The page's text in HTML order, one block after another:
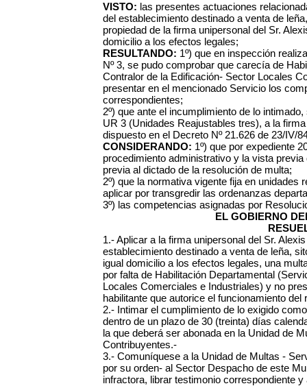
VISTO: las presentes actuaciones
del establecimiento destinado a venta de
propiedad de la firma unipersonal del Sr.
domicilio a los efectos legales;
RESULTANDO: 1º) que en inspección
Nº 3, se pudo comprobar que carecía de
Contralor de la Edificación- Sector Locales
presentar en el mencionado Servicio los
correspondientes;
2º) que ante el incumplimiento de lo
UR 3 (Unidades Reajustables tres), a la
dispuesto en el Decreto Nº 21.626 de 23/IV/
CONSIDERANDO: 1º) que por expediente
procedimiento administrativo y la vista
previa al dictado de la resolución de multa;
2º) que la normativa vigente fija en
aplicar por transgredir las ordenanzas
3º) las competencias asignadas por
EL GOBIERNO
1.- Aplicar a la firma unipersonal del Sr.
establecimiento destinado a venta de leña,
igual domicilio a los efectos legales, una
por falta de Habilitación Departamental
Locales Comerciales e Industriales) y no
habilitante que autorice el funcionamiento del
2.- Intimar el cumplimiento de lo exigido
dentro de un plazo de 30 (treinta) días
la que deberá ser abonada en la Unidad de
Contribuyentes.-
3.- Comuníquese a la Unidad de Multas -
por su orden- al Sector Despacho de este
infractora, librar testimonio correspondiente